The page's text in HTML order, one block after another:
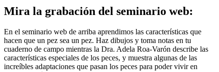
Mira la grabación del seminario web:
En el seminario web de arriba aprendimos las características que
hacen que un pez sea un pez. Haz dibujos y toma notas en tu
cuaderno de campo mientras la Dra. Adela Roa-Varón describe las
características especiales de los peces, y muestra algunas de las
increíbles adaptaciones que pasan los peces para poder vivir en